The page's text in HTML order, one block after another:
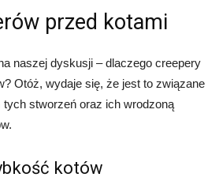
przed kotami
naszej dyskusji – dlaczego creepery
Otóż, wydaje się, że jest to związane
stworzeń oraz ich wrodzoną
kotów